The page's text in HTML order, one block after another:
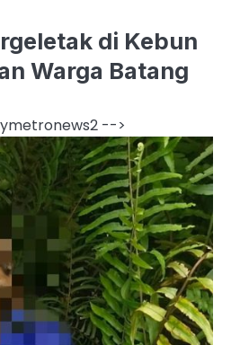
di Kebun
Warga Batang
metronews2 -->